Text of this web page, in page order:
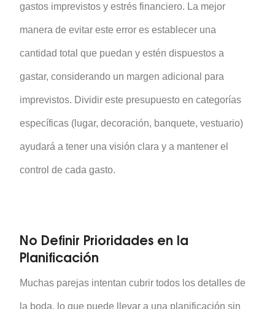
gastos imprevistos y estrés financiero. La mejor
manera de evitar este error es establecer una
cantidad total que puedan y estén dispuestos a
gastar, considerando un margen adicional para
imprevistos. Dividir este presupuesto en categorías
específicas (lugar, decoración, banquete, vestuario)
ayudará a tener una visión clara y a mantener el
control de cada gasto.
No Definir Prioridades en la
Planificación
Muchas parejas intentan cubrir todos los detalles de
la boda, lo que puede llevar a una planificación sin